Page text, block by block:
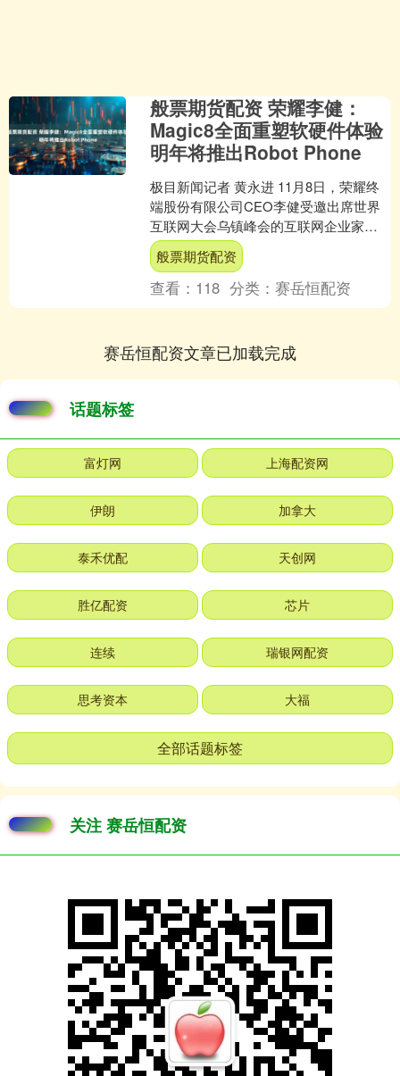
般票期货配资 荣耀李健：
Magic8全面重塑软硬件体验
明年将推出Robot Phone
极目新闻记者 黄永进 11月8日，荣耀终
端股份有限公司CEO李健受邀出席世界
互联网大会乌镇峰会的互联网企业家论
坛，分享AI终端领域的创新实践与阿尔法
战略落地进展....
般票期货配资
查看： 118 分类：赛岳恒配资
赛岳恒配资文章已加载完成
话题标签
富灯网 上海配资网
伊朗 加拿大
泰禾优配 天创网
胜亿配资 芯片
连续 瑞银网配资
思考资本 大福
全部话题标签
关注 赛岳恒配资